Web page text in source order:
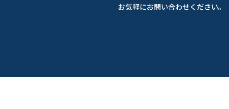
お気軽にお問い合わせください。